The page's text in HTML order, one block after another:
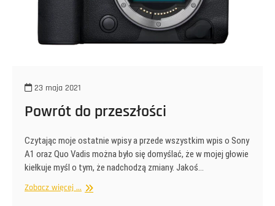
23 maja 2021
Powrót do przeszłości
Czytając moje ostatnie wpisy a przede wszystkim wpis o Sony
A1 oraz Quo Vadis można było się domyślać, że w mojej głowie
kiełkuje myśl o tym, że nadchodzą zmiany. Jakoś…
Zobacz więcej ... Powrót